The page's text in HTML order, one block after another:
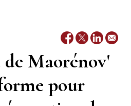
Maorénov'
pour